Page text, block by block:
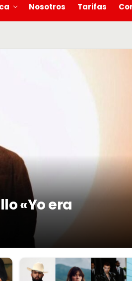
Nosotros Tarifas
«Yo era